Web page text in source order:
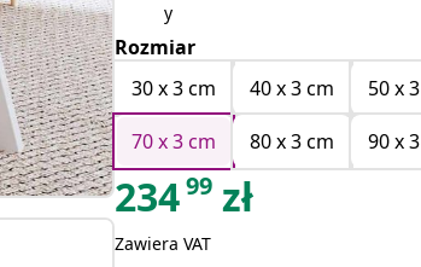
y
Rozmiar
30 x 3 cm
40 x 3 cm 50 x
70 x 3 cm
80 x 3 cm 90 x
23499 zł
Zawiera VAT